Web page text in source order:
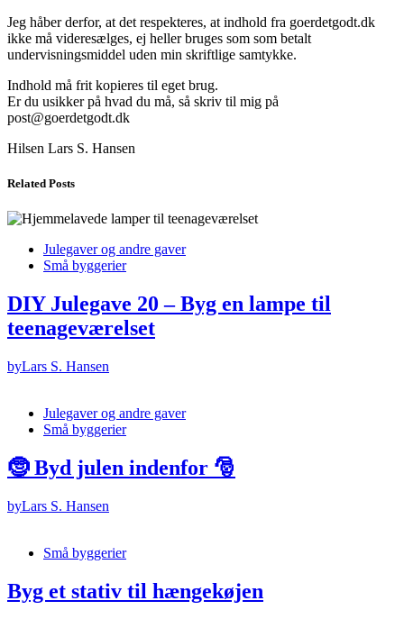
Jeg håber derfor, at det respekteres, at indhold fra goerdetgodt.dk
ikke må videresælges, ej heller bruges som som betalt
undervisningsmiddel uden min skriftlige samtykke.
Indhold må frit kopieres til eget brug.
Er du usikker på hvad du må, så skriv til mig på
post@goerdetgodt.dk
Hilsen Lars S. Hansen
Related Posts
Julegaver og andre gaver
Små byggerier
DIY Julegave 20 – Byg en lampe til
teenageværelset
byLars S. Hansen
Julegaver og andre gaver
Små byggerier
🤶 Byd julen indenfor 🎅
byLars S. Hansen
Små byggerier
Byg et stativ til hængekøjen